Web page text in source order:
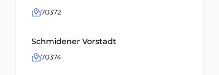
70372
Schmidener Vorstadt
70374